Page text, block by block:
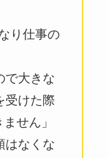
り仕事の
で大きな
受けた際
せん」
はなくな